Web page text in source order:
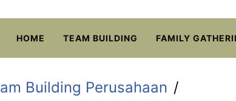
HOME TEAM BUILDING FAMILY
Building Perusahaan